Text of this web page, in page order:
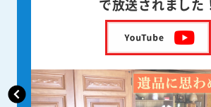
を出版しました！